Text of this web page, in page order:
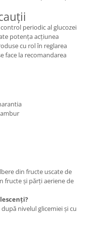
periodic al glucozei
potența acțiunea
cu rol în reglarea
face la recomandarea
din fructe uscate de
fructe și părți aeriene de
nivelul glicemiei și cu